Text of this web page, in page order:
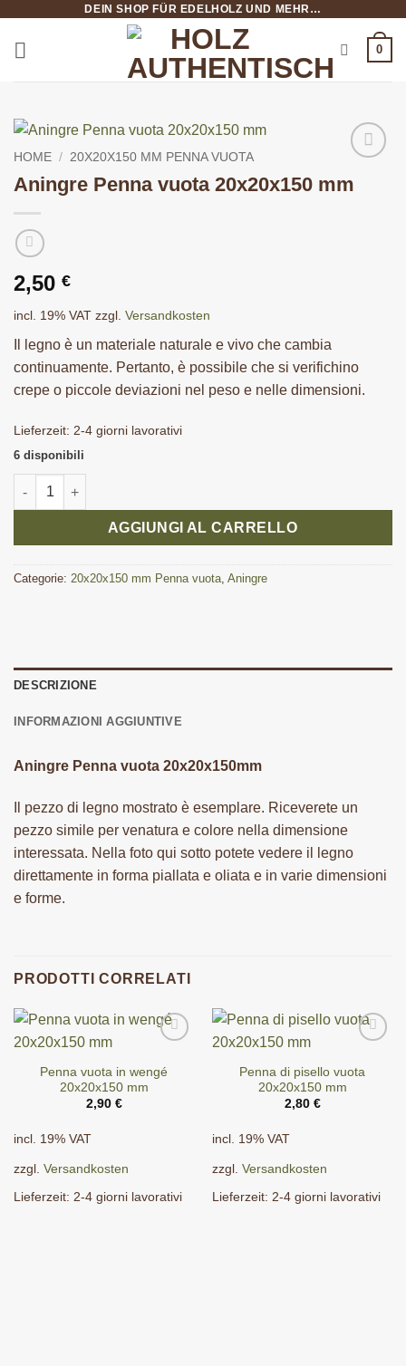
contenuti
DEIN SHOP FÜR EDELHOLZ UND MEHR…
0
HOME / 20X20X150 MM PENNA VUOTA
Aningre Penna vuota 20x20x150 mm
2,50 €
incl. 19% VAT zzgl. Versandkosten
Il legno è un materiale naturale e vivo che cambia
continuamente. Pertanto, è possibile che si verifichino
crepe o piccole deviazioni nel peso e nelle dimensioni.
Lieferzeit: 2-4 giorni lavorativi
6 disponibili
Aningre Penna vuota 20x20x150 mm quantità
AGGIUNGI AL CARRELLO
Categorie: 20x20x150 mm Penna vuota, Aningre
DESCRIZIONE
INFORMAZIONI AGGIUNTIVE
Aningre Penna vuota 20x20x150mm
Il pezzo di legno mostrato è esemplare. Riceverete un
pezzo simile per venatura e colore nella dimensione
interessata. Nella foto qui sotto potete vedere il legno
direttamente in forma piallata e oliata e in varie dimensioni
e forme.
PRODOTTI CORRELATI
Penna vuota in wengé
20x20x150 mm
2,90 €
incl. 19% VAT
zzgl. Versandkosten
Lieferzeit: 2-4 giorni lavorativi
Penna di pisello vuota
20x20x150 mm
2,80 €
incl. 19% VAT
zzgl. Versandkosten
Lieferzeit: 2-4 giorni lavorativi